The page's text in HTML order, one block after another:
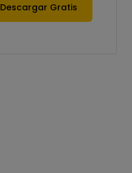
Descargar Gratis